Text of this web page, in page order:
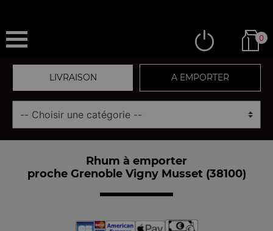
0
LIVRAISON A EMPORTER
Rhum à emporter
proche Grenoble Vigny Musset (38100)